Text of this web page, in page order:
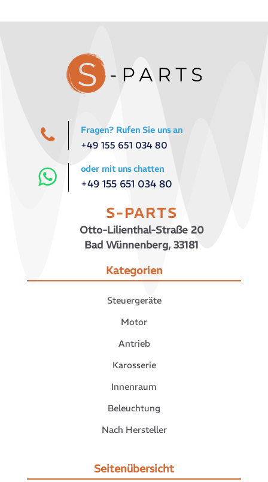
Fragen? Rufen Sie uns an
+49 155 651 034 80
oder mit uns chatten
+49 155 651 034 80
S-PARTS
Otto-Lilienthal-Straße 20
Bad Wünnenberg, 33181
Kategorien
Steuergeräte
Motor
Antrieb
Karosserie
Innenraum
Beleuchtung
Nach Hersteller
Seitenübersicht